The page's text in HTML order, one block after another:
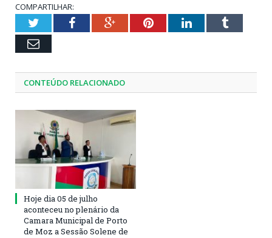
COMPARTILHAR:
TwitterFacebookGoogle+PinterestLinkedInTumblr
Email
CONTEÚDO RELACIONADO
Hoje dia 05 de julho
aconteceu no plenário da
Camara Municipal de Porto
de Moz a Sessão Solene de